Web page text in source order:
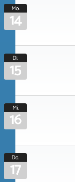
Mo.
14
Di.
15
Mi.
16
Do.
17